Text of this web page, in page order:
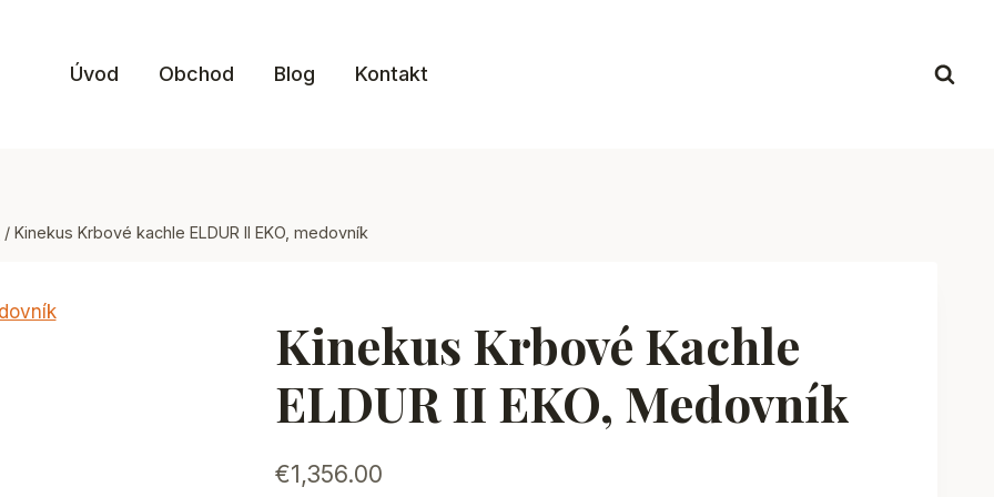
Úvod Obchod Blog Kontakt
/ Kinekus Krbové kachle ELDUR II EKO, medovník
Kinekus Krbové Kachle
ELDUR II EKO, Medovník
€1,356.00